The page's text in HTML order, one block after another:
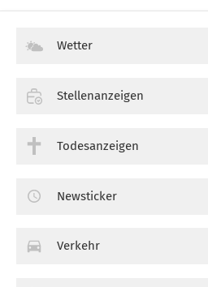
Wetter
Stellenanzeigen
Todesanzeigen
Newsticker
Verkehr